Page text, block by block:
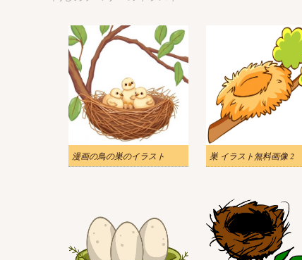
漫画の鳥の巣のイラスト 巣 イラスト無料画像 2